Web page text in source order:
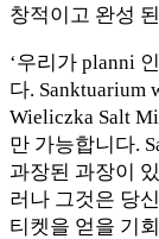
창적이고 완성
‘우리가 planni
다. Sanktuarium
Wieliczka Salt
만 가능합니다.
과장된 과장이
러나 그것은 당
티켓을 얻을 기